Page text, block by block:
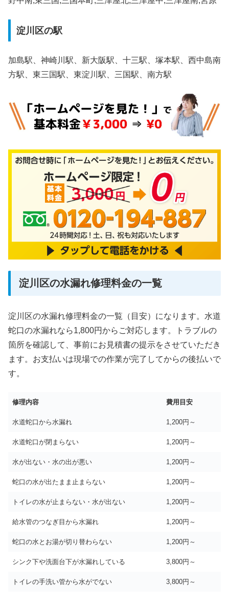
淀川区の駅
加島駅、神崎川駅、新大阪駅、十三駅、塚本駅、西中島南
方駅、東三国駅、東淀川駅、三国駅、南方駅
淀川区の水漏れ修理料金の一覧
淀川区の水漏れ修理料金の一覧（目安）になります。水道
蛇口の水漏れなら1,800円からご対応します。トラブルの
箇所を確認して、事前にお見積書の提示をさせていただき
ます。お支払いは現場での作業が完了してからの後払いで
す。
修理内容 費用目安
水道蛇口から水漏れ 1,200円～
水道蛇口が閉まらない 1,200円～
水が出ない・水の出が悪い 1,200円～
蛇口の水が出たまま止まらない 1,200円～
トイレの水が止まらない・水が出ない 1,200円～
給水管のつなぎ目から水漏れ 1,200円～
蛇口の水とお湯が切り替わらない 1,200円～
シンク下や洗面台下が水漏れしている 3,800円～
トイレの手洗い管から水がでない 3,800円～